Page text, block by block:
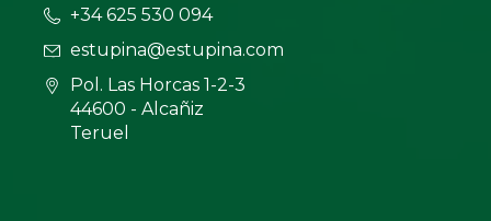
+34 625 530 094
estupina@estupina.com
Pol. Las Horcas 1-2-3
44600 - Alcañiz
Teruel